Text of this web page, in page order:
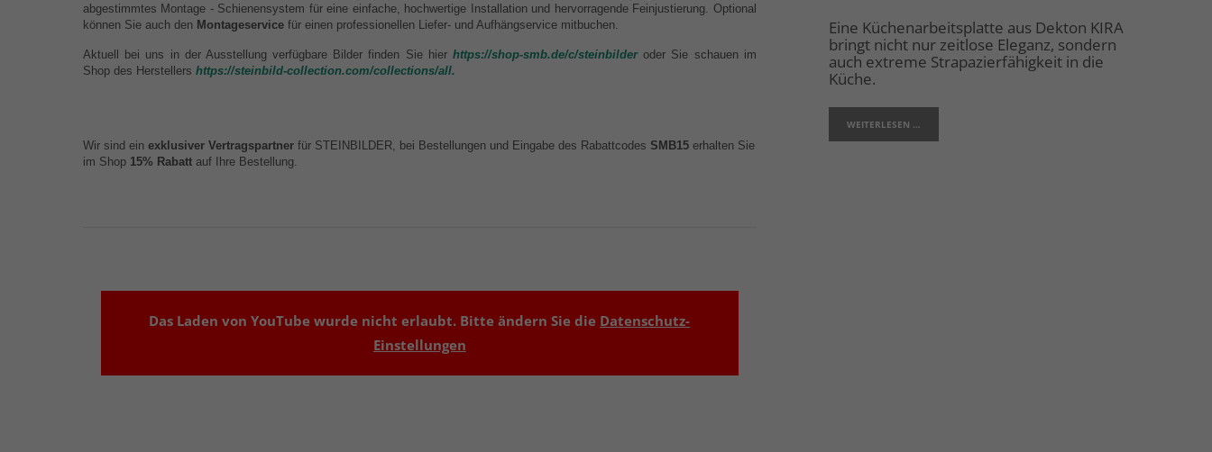
abgestimmtes Montage - Schienensystem für eine einfache, hochwertige Installation und hervorragende Feinjustierung. Optional
können Sie auch den Montageservice für einen professionellen Liefer- und Aufhängservice mitbuchen.
Aktuell bei uns in der Ausstellung verfügbare Bilder finden Sie hier https://shop-smb.de/c/steinbilder oder Sie schauen im
Shop des Herstellers https://steinbild-collection.com/collections/all.
Wir sind ein exklusiver Vertragspartner für STEINBILDER, bei Bestellungen und Eingabe des Rabattcodes SMB15 erhalten Sie
im Shop 15% Rabatt auf Ihre Bestellung.
Das Laden von YouTube wurde nicht erlaubt. Bitte ändern Sie die Datenschutz-
Einstellungen
Eine Küchenarbeitsplatte aus Dekton KIRA
bringt nicht nur zeitlose Eleganz, sondern
auch extreme Strapazierfähigkeit in die
Küche.
WEITERLESEN …